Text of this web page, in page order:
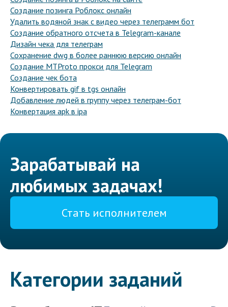
Создание позинга Роблокс онлайн
Удалить водяной знак с видео через телеграмм бот
Создание обратного отсчета в Telegram-канале
Дизайн чека для телеграм
Сохранение dwg в более раннюю версию онлайн
Создание MTProto прокси для Telegram
Создание чек бота
Конвертировать gif в tgs онлайн
Добавление людей в группу через телеграм-бот
Конвертация apk в ipa
Зарабатывай на
любимых задачах!
Стать исполнителем
Категории заданий